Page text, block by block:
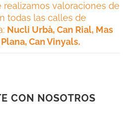
valoraciones de
todas las calles de
Nucli Urbà, Can Rial, Mas
Can Vinyals.
CON NOSOTROS